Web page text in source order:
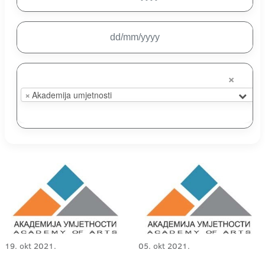
×
× Akademija umjetnosti
19. okt 2021. 05. okt 2021.